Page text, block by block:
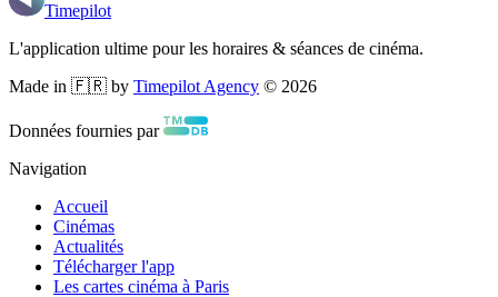
Timepilot
L'application ultime pour les horaires & séances de cinéma.
Made in 🇫🇷 by Timepilot Agency © 2026
Données fournies par
Navigation
Accueil
Cinémas
Actualités
Télécharger l'app
Les cartes cinéma à Paris